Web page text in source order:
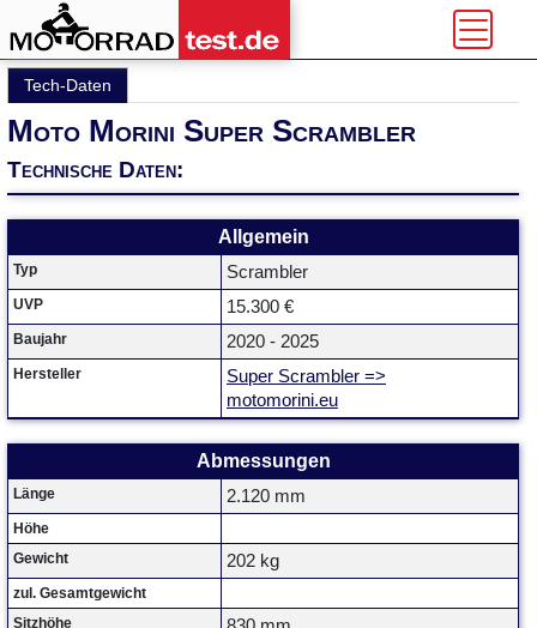
Tech-Daten
Moto Morini Super Scrambler
Technische Daten:
Allgemein
Typ Scrambler
UVP 15.300 €
Baujahr 2020 - 2025
Hersteller
Super Scrambler =>
motomorini.eu
Abmessungen
Länge 2.120 mm
Höhe
Gewicht
202 kg
zul. Gesamtgewicht
Sitzhöhe